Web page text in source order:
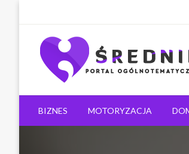
Średnik.pl
Ogólnotematyczny portal
BIZNES MOTORYZACJA